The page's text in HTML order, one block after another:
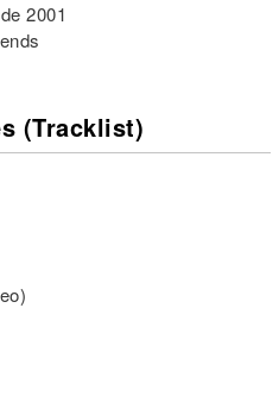
2001
(Tracklist)